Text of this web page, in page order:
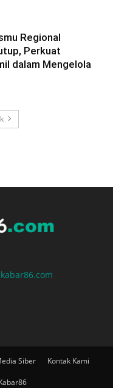
Regional
Perkuat
dalam Mengelola
Siber Kontak Kami